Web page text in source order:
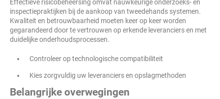
Effectieve risicobeheersing omvat nauwkeurige onderzoeks- en
inspectiepraktijken bij de aankoop van tweedehands systemen.
Kwaliteit en betrouwbaarheid moeten keer op keer worden
gegarandeerd door te vertrouwen op erkende leveranciers en met
duidelijke onderhoudsprocessen.
Controleer op technologische compatibiliteit
Kies zorgvuldig uw leveranciers en opslagmethoden
Belangrijke overwegingen